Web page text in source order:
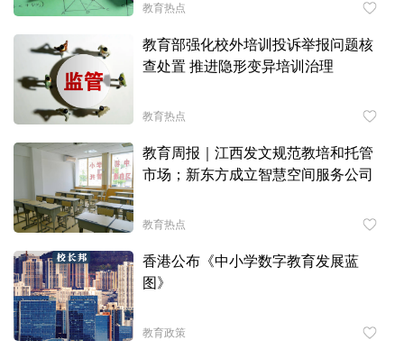
教育热点
教育部强化校外培训投诉举报问题核
查处置 推进隐形变异培训治理
教育热点
教育周报｜江西发文规范教培和托管
市场；新东方成立智慧空间服务公司
教育热点
香港公布《中小学数字教育发展蓝
图》
教育政策